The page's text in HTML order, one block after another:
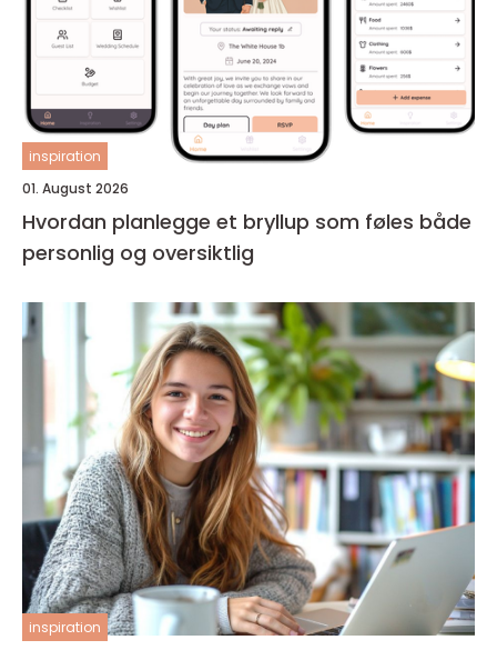
inspiration
01. August 2026
Hvordan planlegge et bryllup som føles både
personlig og oversiktlig
inspiration